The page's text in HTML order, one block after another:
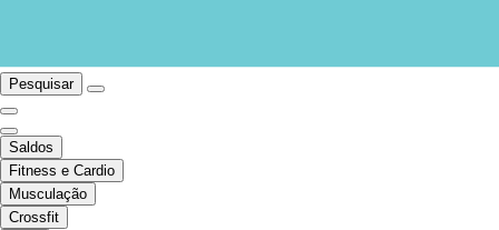
Pesquisar
Saldos
Fitness e Cardio
Musculação
Crossfit